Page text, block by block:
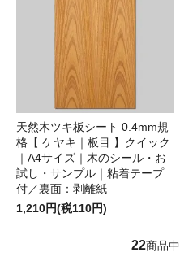
天然木ツキ板シート 0.4mm規
格【 ケヤキ｜板目 】クイック
｜A4サイズ｜木のシール・お
試し・サンプル｜粘着テープ
付／裏面：剥離紙
1,210円(税110円)
22商品中